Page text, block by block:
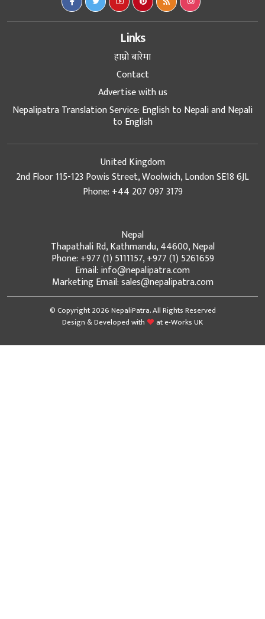
Links
हाम्रो बारेमा
Contact
Advertise with us
Nepalipatra Translation Service: English to Nepali and Nepali
to English
United Kingdom
2nd Floor 115-123 Powis Street, Woolwich, London SE18 6JL
Phone: +44 207 097 3179
Nepal
Thapathali Rd, Kathmandu, 44600, Nepal
Phone: +977 (1) 5111157, +977 (1) 5261659
Email: info@nepalipatra.com
Marketing Email: sales@nepalipatra.com
© Copyright 2026 NepaliPatra. All Rights Reserved
Design & Developed with
ate-Works UK